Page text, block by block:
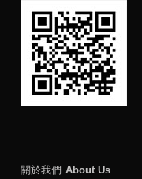
關於我們 About Us